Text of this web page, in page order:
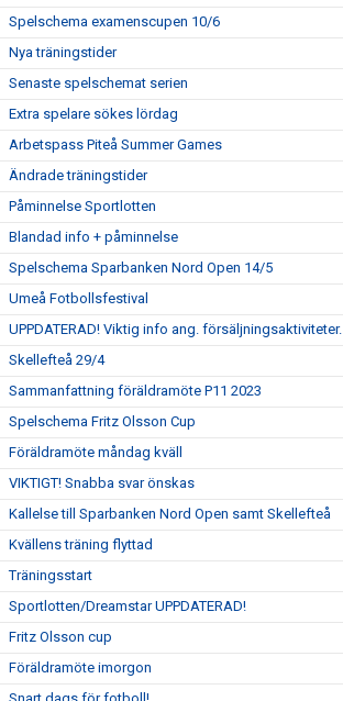
Spelschema examenscupen 10/6
Nya träningstider
Senaste spelschemat serien
Extra spelare sökes lördag
Arbetspass Piteå Summer Games
Ändrade träningstider
Påminnelse Sportlotten
Blandad info + påminnelse
Spelschema Sparbanken Nord Open 14/5
Umeå Fotbollsfestival
UPPDATERAD! Viktig info ang. försäljningsaktiviteter.
Skellefteå 29/4
Sammanfattning föräldramöte P11 2023
Spelschema Fritz Olsson Cup
Föräldramöte måndag kväll
VIKTIGT! Snabba svar önskas
Kallelse till Sparbanken Nord Open samt Skellefteå
Kvällens träning flyttad
Träningsstart
Sportlotten/Dreamstar UPPDATERAD!
Fritz Olsson cup
Föräldramöte imorgon